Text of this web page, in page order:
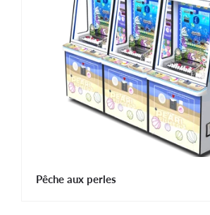
Pêche aux perles